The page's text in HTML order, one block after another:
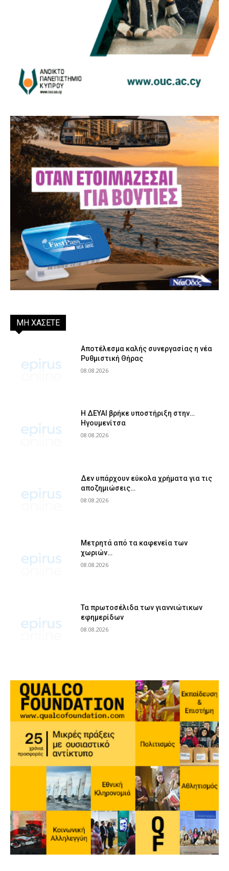
ΜΗ ΧΑΣΕΤΕ
Αποτέλεσμα καλής συνεργασίας η νέα
Ρυθμιστική Θήρας
08.08.2026
Η ΔΕΥΑΙ βρήκε υποστήριξη στην…
Ηγουμενίτσα
08.08.2026
Δεν υπάρχουν εύκολα χρήματα για τις
αποζημιώσεις…
08.08.2026
Μετρητά από τα καφενεία των
χωριών…
08.08.2026
Τα πρωτοσέλιδα των γιαννιώτικων
εφημερίδων
08.08.2026